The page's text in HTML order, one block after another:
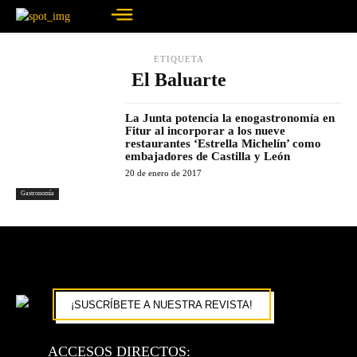
ETIQUETA
El Baluarte
Gastronomía
La Junta potencia la enogastronomía en
Fitur al incorporar a los nueve
restaurantes ‘Estrella Michelín’ como
embajadores de Castilla y León
20 de enero de 2017
¡SUSCRÍBETE A NUESTRA REVISTA!
ACCESOS DIRECTOS: